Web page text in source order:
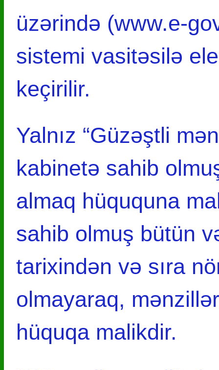
üzərində (www.e-
sistemi vasitəsilə
keçirilir.
Yalnız “Güzəştli
kabinetə sahib
almaq hüququna
sahib olmuş bütün
tarixindən və sıra
olmayaraq,
hüquqa malikdir.